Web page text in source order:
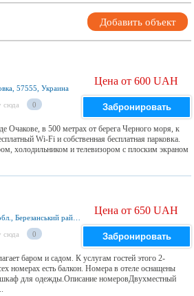
Добавить объект
57555, Украина
сюда 0
Цена от 600 UAH
Забронировать
Очакове, в 500 метрах от берега Черного моря, к
Wi-Fi и собственная бесплатная парковка.
холодильником и телевизором с плоским экраном
сюда 0
Цена от 650 UAH
Забронировать
баром и садом. К услугам гостей этого 2-
номерах есть балкон. Номера в отеле оснащены
для одежды.Описание номеровДвухместный